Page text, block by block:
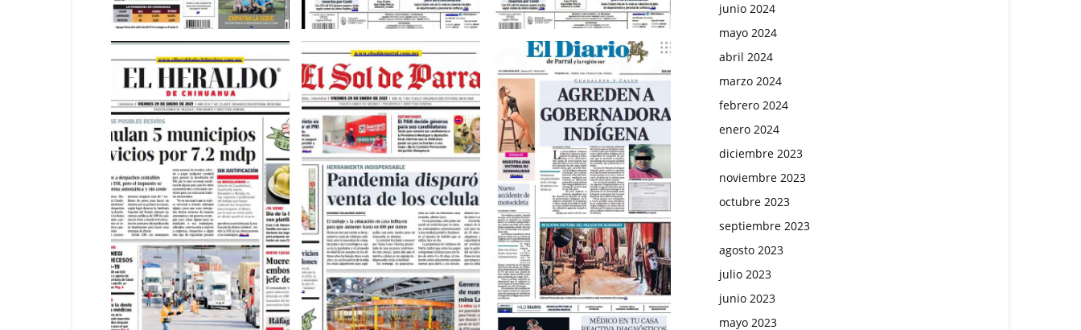
junio 2024
mayo 2024
abril 2024
marzo 2024
febrero 2024
enero 2024
diciembre 2023
noviembre 2023
octubre 2023
septiembre 2023
agosto 2023
julio 2023
junio 2023
mayo 2023